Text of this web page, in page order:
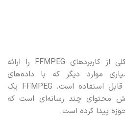
این مقاله تنها یک دید کلی از کاربردهای FFMPEG را ارائه
موارد دیگر که با داده‌های
چندرسانه‌ای سروکار داریم، قابل استفاده است. FFMPEG یک
محتوای چند رسانه‌ای است که
پیدا کرده است.